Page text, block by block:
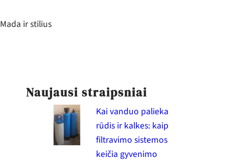
Mada ir stilius
Naujausi straipsniai
Kai vanduo palieka
rūdis ir kalkes: kaip
filtravimo sistemos
keičia gyvenimo